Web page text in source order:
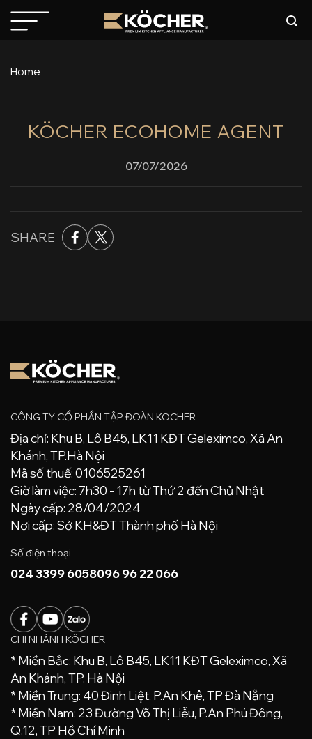
Skip
to
Home
KÖCHER ECOHOME AGENT
07/07/2026
SHARE
CÔNG TY CỔ PHẦN TẬP ĐOÀN KOCHER
Địa chỉ: Khu B, Lô B45, LK11 KĐT Geleximco, Xã An
Khánh, TP.Hà Nội
Mã số thuế: 0106525261
Giờ làm việc: 7h30 - 17h từ Thứ 2 đến Chủ Nhật
Ngày cấp: 28/04/2024
Nơi cấp: Sở KH&ĐT Thành phố Hà Nội
Số điện thoại
024 3399 6058096 96 22 066
CHI NHÁNH KÖCHER
* Miền Bắc: Khu B, Lô B45, LK11 KĐT Geleximco, Xã
An Khánh, TP. Hà Nội
* Miền Trung: 40 Đinh Liệt, P.An Khê, TP Đà Nẵng
* Miền Nam: 23 Đường Võ Thị Liễu, P.An Phú Đông,
Q.12, TP Hồ Chí Minh